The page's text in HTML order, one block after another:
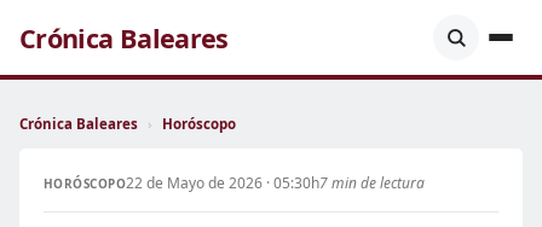
Crónica Baleares
Crónica Baleares › Horóscopo
HORÓSCOPO22 de Mayo de 2026 · 05:30h7 min de lectura